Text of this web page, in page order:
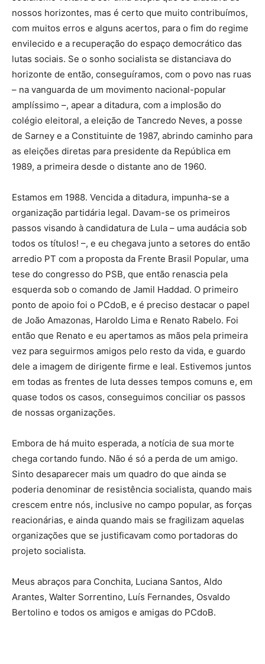
nossos horizontes, mas é certo que muito contribuímos,
com muitos erros e alguns acertos, para o fim do regime
envilecido e a recuperação do espaço democrático das
lutas sociais. Se o sonho socialista se distanciava do
horizonte de então, conseguíramos, com o povo nas ruas
– na vanguarda de um movimento nacional-popular
amplíssimo –, apear a ditadura, com a implosão do
colégio eleitoral, a eleição de Tancredo Neves, a posse
de Sarney e a Constituinte de 1987, abrindo caminho para
as eleições diretas para presidente da República em
1989, a primeira desde o distante ano de 1960.
Estamos em 1988. Vencida a ditadura, impunha-se a
organização partidária legal. Davam-se os primeiros
passos visando à candidatura de Lula – uma audácia sob
todos os títulos! –, e eu chegava junto a setores do então
arredio PT com a proposta da Frente Brasil Popular, uma
tese do congresso do PSB, que então renascia pela
esquerda sob o comando de Jamil Haddad. O primeiro
ponto de apoio foi o PCdoB, e é preciso destacar o papel
de João Amazonas, Haroldo Lima e Renato Rabelo. Foi
então que Renato e eu apertamos as mãos pela primeira
vez para seguirmos amigos pelo resto da vida, e guardo
dele a imagem de dirigente firme e leal. Estivemos juntos
em todas as frentes de luta desses tempos comuns e, em
quase todos os casos, conseguimos conciliar os passos
de nossas organizações.
Embora de há muito esperada, a notícia de sua morte
chega cortando fundo. Não é só a perda de um amigo.
Sinto desaparecer mais um quadro do que ainda se
poderia denominar de resistência socialista, quando mais
crescem entre nós, inclusive no campo popular, as forças
reacionárias, e ainda quando mais se fragilizam aquelas
organizações que se justificavam como portadoras do
projeto socialista.
Meus abraços para Conchita, Luciana Santos, Aldo
Arantes, Walter Sorrentino, Luís Fernandes, Osvaldo
Bertolino e todos os amigos e amigas do PCdoB.